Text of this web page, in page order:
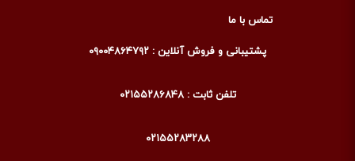
نه‌تنها ارزش مادی آن را افزایش می‌دهد، بلکه ماندگاری بالایی هم دارد؛ چراکه
برای آقایانی که به دنبال ترکیبی از ظرافت، اصالت و سرمایه‌گذاری هستند،
دکمه سردست، فراتر از یک اکسسوری ساده، بیانی ظریف از شخصیت و
تماس با ما
پشتیبانی و فروش آنلاین : ۰۹۰۰۴۸۶۴۷۹۲
تلفن ثابت : ۰۲۱۵۵۲۸۶۸۴۸
۰۲۱۵۵۲۸۳۲۸۸